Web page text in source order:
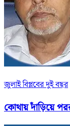
জুলাই বিপ্লবের দুই বছর
কোথায় দাঁড়িয়ে